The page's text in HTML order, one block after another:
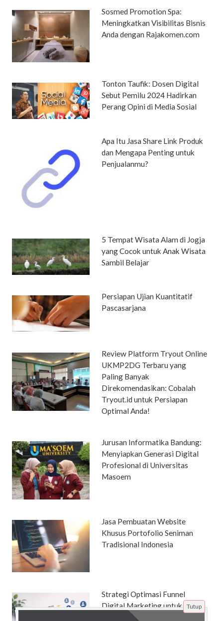
Sosmed Promotion Spa:
Meningkatkan Visibilitas Bisnis
Anda dengan Rajakomen.com
Tonton Taufik: Dosen Digital
Sebut Pemilu 2024 Hadirkan
Perang Opini di Media Sosial
Apa Itu Jasa Share Link Produk
dan Mengapa Penting untuk
Penjualanmu?
5 Tempat Wisata Alam di Jogja
yang Cocok untuk Anak Wisata
Sambil Belajar
Persiapan Ujian Kuantitatif
Pascasarjana
Review Platform Tryout Online
UKMP2DG Terbaru yang
Paling Banyak
Direkomendasikan: Cobalah
Tryout.id untuk Persiapan
Optimal Anda!
Jurusan Informatika Bandung:
Menyiapkan Generasi Digital
Profesional di Universitas
Masoem
Jasa Pembuatan Website
Khusus Portofolio Seniman
Tradisional Indonesia
Strategi Optimasi Funnel
Digital Marketing untuk
Mengubah Audiens Menjadi
Tutup